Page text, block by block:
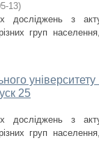
13)
досліджень з
груп населення,
університету
25
досліджень з
груп населення,